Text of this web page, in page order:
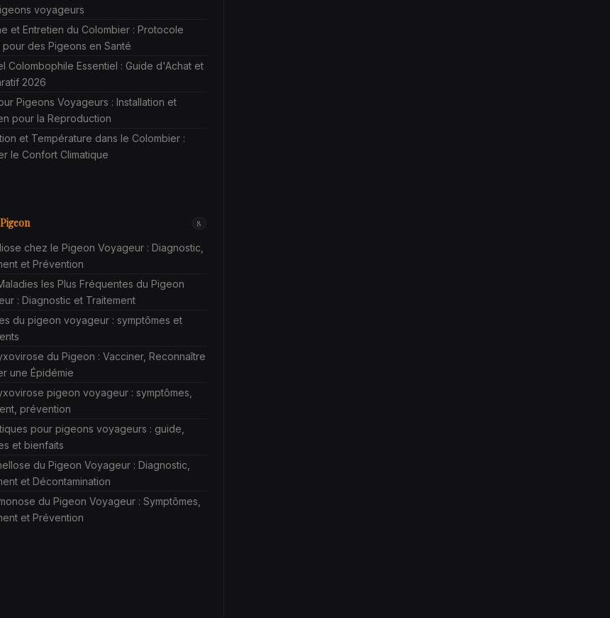
voyageurs
et Entretien du Colombier : Protocole
pour des Pigeons en Santé
Colombophile Essentiel : Guide d'Achat et
2026
Pigeons Voyageurs : Installation et
pour la Reproduction
et Température dans le Colombier :
le Confort Climatique
8
chez le Pigeon Voyageur : Diagnostic,
et Prévention
les Plus Fréquentes du Pigeon
: Diagnostic et Traitement
du pigeon voyageur : symptômes et
du Pigeon : Vacciner, Reconnaître
une Épidémie
pigeon voyageur : symptômes,
prévention
pour pigeons voyageurs : guide,
et bienfaits
du Pigeon Voyageur : Diagnostic,
et Décontamination
du Pigeon Voyageur : Symptômes,
et Prévention